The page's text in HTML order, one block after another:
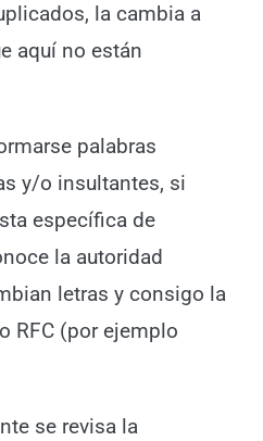
la cambia a
aquí no están
palabras
y/o insultantes, si
específica de
la autoridad
letras y consigo la
RFC (por ejemplo
se revisa la